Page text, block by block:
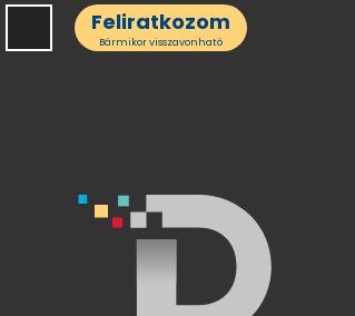
Feliratkozom
Bármikor visszavonható